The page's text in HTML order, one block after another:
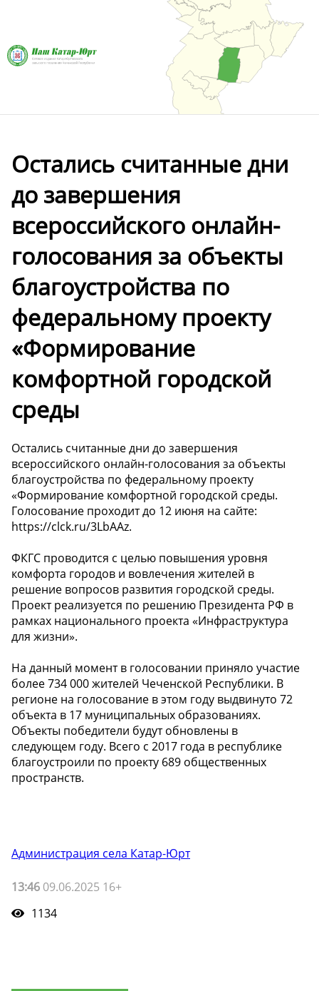
Остались считанные дни
до завершения
всероссийского онлайн-
голосования за объекты
благоустройства по
федеральному проекту
«Формирование
комфортной городской
среды
Остались считанные дни до завершения
всероссийского онлайн-голосования за объекты
благоустройства по федеральному проекту
«Формирование комфортной городской среды.
Голосование проходит до 12 июня на сайте:
https://clck.ru/3LbAAz.
ФКГС проводится с целью повышения уровня
комфорта городов и вовлечения жителей в
решение вопросов развития городской среды.
Проект реализуется по решению Президента РФ в
рамках национального проекта «Инфраструктура
для жизни».
На данный момент в голосовании приняло участие
более 734 000 жителей Чеченской Республики. В
регионе на голосование в этом году выдвинуто 72
объекта в 17 муниципальных образованиях.
Объекты победители будут обновлены в
следующем году. Всего с 2017 года в республике
благоустроили по проекту 689 общественных
пространств.
Администрация села Катар-Юрт
13:46 09.06.2025 16+
1134